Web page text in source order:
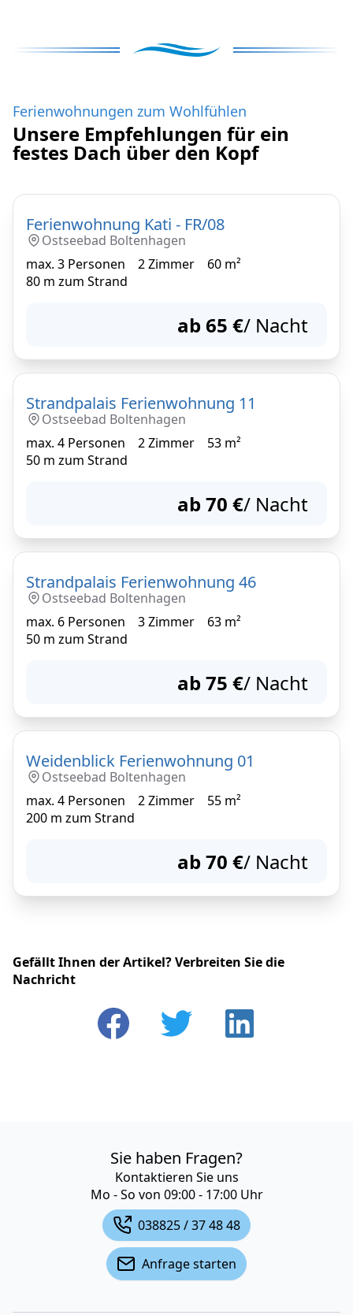
Ferienwohnungen zum Wohlfühlen
Unsere Empfehlungen für ein
festes Dach über den Kopf
Ferienwohnung Kati - FR/08
Ostseebad Boltenhagen
max. 3 Personen 2Zimmer 60 m²
80 m zum Strand
ab65 €/ Nacht
Strandpalais Ferienwohnung 11
Ostseebad Boltenhagen
max. 4 Personen 2Zimmer 53 m²
50 m zum Strand
ab70 €/ Nacht
Strandpalais Ferienwohnung 46
Ostseebad Boltenhagen
max. 6 Personen 3Zimmer 63 m²
50 m zum Strand
ab75 €/ Nacht
Weidenblick Ferienwohnung 01
Ostseebad Boltenhagen
max. 4 Personen 2Zimmer 55 m²
200 m zum Strand
ab70 €/ Nacht
Gefällt Ihnen der Artikel? Verbreiten Sie die
Nachricht
Sie haben Fragen?
Kontaktieren Sie uns
Mo - So von 09:00 - 17:00 Uhr
038825 / 37 48 48
Anfrage starten